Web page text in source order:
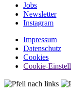
Jobs
Newsletter
Instagram
Impressum
Datenschutz
Cookies
Cookie-